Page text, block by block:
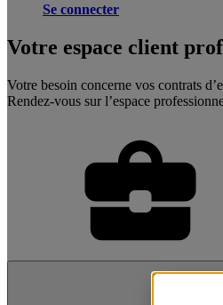
Se connecter
Votre espace client
Votre besoin concerne vos contrats
Rendez-vous sur l’espace